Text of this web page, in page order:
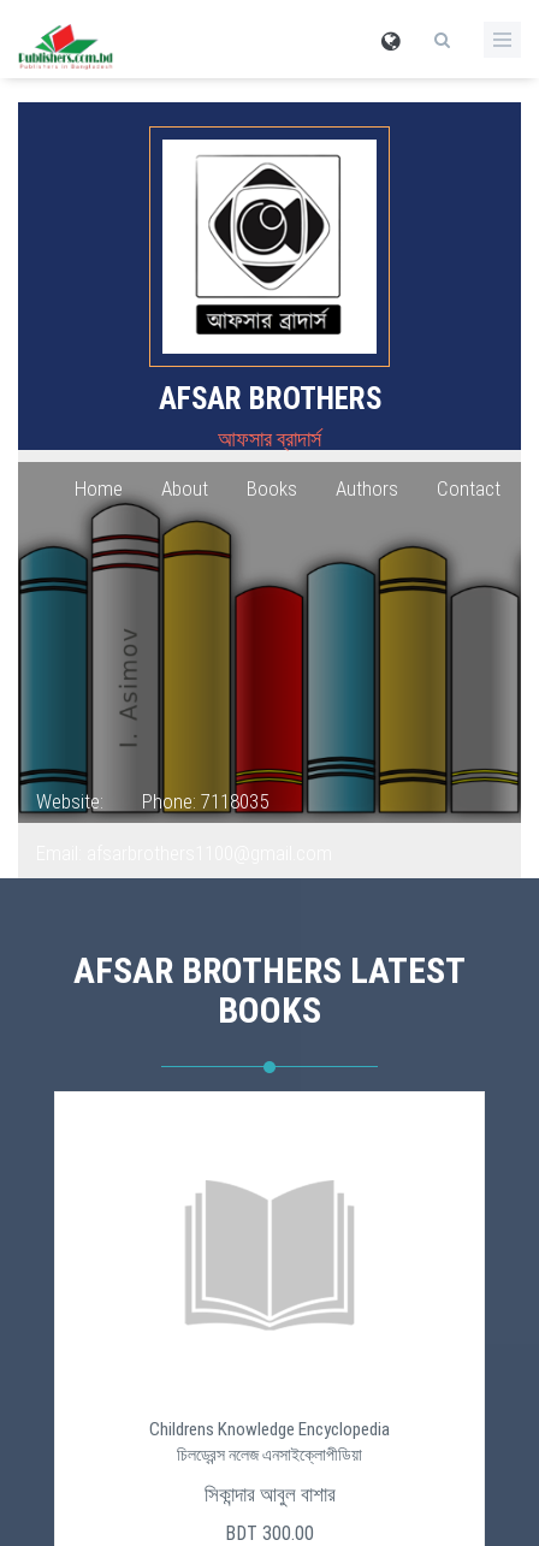
AFSAR BROTHERS
আফসার ব্রাদার্স
Home About Books Authors Contact
Website: Phone: 7118035
AFSAR BROTHERS LATEST
BOOKS
Childrens Knowledge Encyclopedia
চিলড্রেন্স নলেজ এনসাইক্লোপীডিয়া
সিকান্দার আবুল বাশার
BDT 300.00